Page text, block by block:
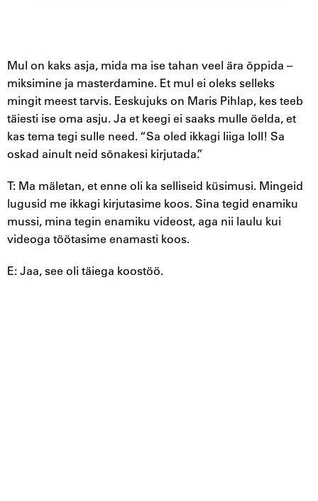
Mul on kaks asja, mida ma ise tahan veel ära õppida –
miksimine ja masterdamine. Et mul ei oleks selleks
mingit meest tarvis. Eeskujuks on Maris Pihlap, kes teeb
täiesti ise oma asju. Ja et keegi ei saaks mulle öelda, et
kas tema tegi sulle need. “Sa oled ikkagi liiga loll! Sa
oskad ainult neid sõnakesi kirjutada.”
T: Ma mäletan, et enne oli ka selliseid küsimusi. Mingeid
lugusid me ikkagi kirjutasime koos. Sina tegid enamiku
mussi, mina tegin enamiku videost, aga nii laulu kui
videoga töötasime enamasti koos.
E: Jaa, see oli täiega koostöö.